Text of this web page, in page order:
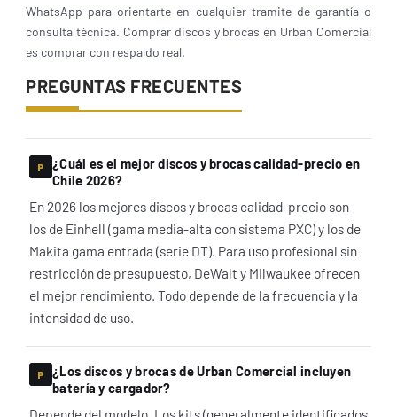
WhatsApp para orientarte en cualquier tramite de garantía o
consulta técnica. Comprar discos y brocas en Urban Comercial
es comprar con respaldo real.
PREGUNTAS FRECUENTES
¿Cuál es el mejor discos y brocas calidad-precio en
Chile 2026?
En 2026 los mejores discos y brocas calidad-precio son
los de Einhell (gama media-alta con sistema PXC) y los de
Makita gama entrada (serie DT). Para uso profesional sin
restricción de presupuesto, DeWalt y Milwaukee ofrecen
el mejor rendimiento. Todo depende de la frecuencia y la
intensidad de uso.
¿Los discos y brocas de Urban Comercial incluyen
batería y cargador?